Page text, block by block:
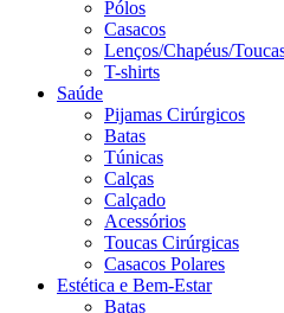
Pólos
Casacos
Lenços/Chapéus/
T-shirts
Saúde
Pijamas Cirúrgicos
Batas
Túnicas
Calças
Calçado
Acessórios
Toucas Cirúrgicas
Casacos Polares
Estética e Bem-Estar
Batas